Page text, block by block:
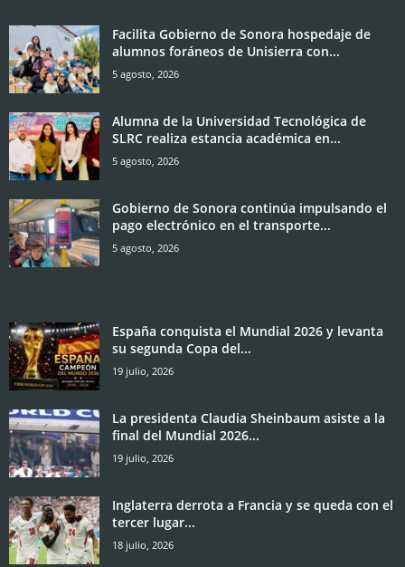
Facilita Gobierno de Sonora hospedaje de
alumnos foráneos de Unisierra con...
5 agosto, 2026
Alumna de la Universidad Tecnológica de
SLRC realiza estancia académica en...
5 agosto, 2026
Gobierno de Sonora continúa impulsando el
pago electrónico en el transporte...
5 agosto, 2026
España conquista el Mundial 2026 y levanta
su segunda Copa del...
19 julio, 2026
La presidenta Claudia Sheinbaum asiste a la
final del Mundial 2026...
19 julio, 2026
Inglaterra derrota a Francia y se queda con el
tercer lugar...
18 julio, 2026